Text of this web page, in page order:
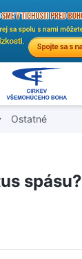
Ostatné
spásu?